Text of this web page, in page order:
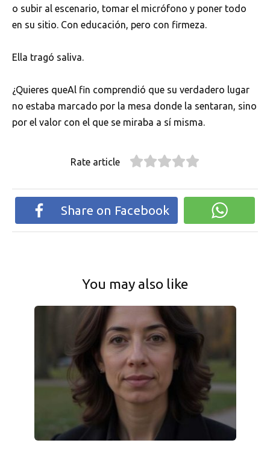
o subir al escenario, tomar el micrófono y poner todo
en su sitio. Con educación, pero con firmeza.
Ella tragó saliva.
¿Quieres queAl fin comprendió que su verdadero lugar
no estaba marcado por la mesa donde la sentaran, sino
por el valor con el que se miraba a sí misma.
Rate article
Share on Facebook
You may also like